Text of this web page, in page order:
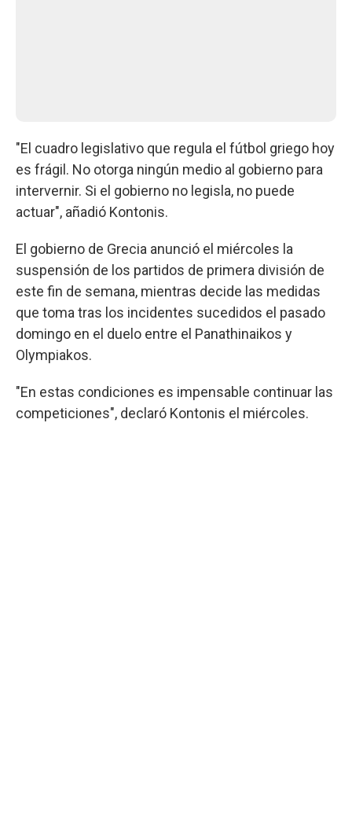
"El cuadro legislativo que regula el fútbol griego hoy
es frágil. No otorga ningún medio al gobierno para
intervernir. Si el gobierno no legisla, no puede
actuar", añadió Kontonis.
El gobierno de Grecia anunció el miércoles la
suspensión de los partidos de primera división de
este fin de semana, mientras decide las medidas
que toma tras los incidentes sucedidos el pasado
domingo en el duelo entre el Panathinaikos y
Olympiakos.
"En estas condiciones es impensable continuar las
competiciones", declaró Kontonis el miércoles.